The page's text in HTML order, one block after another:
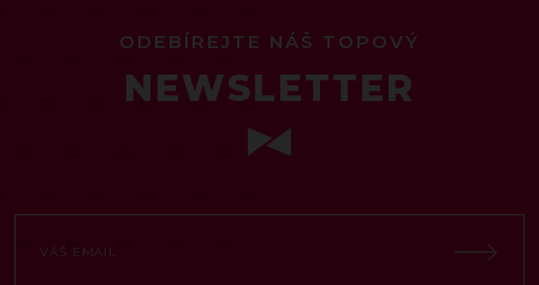
ODEBÍREJTE NÁŠ TOPOVÝ
NEWSLETTER